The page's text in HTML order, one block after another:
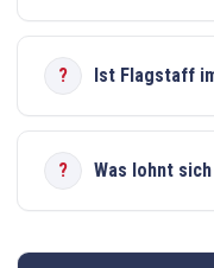
Ist Flagstaff
Was lohnt